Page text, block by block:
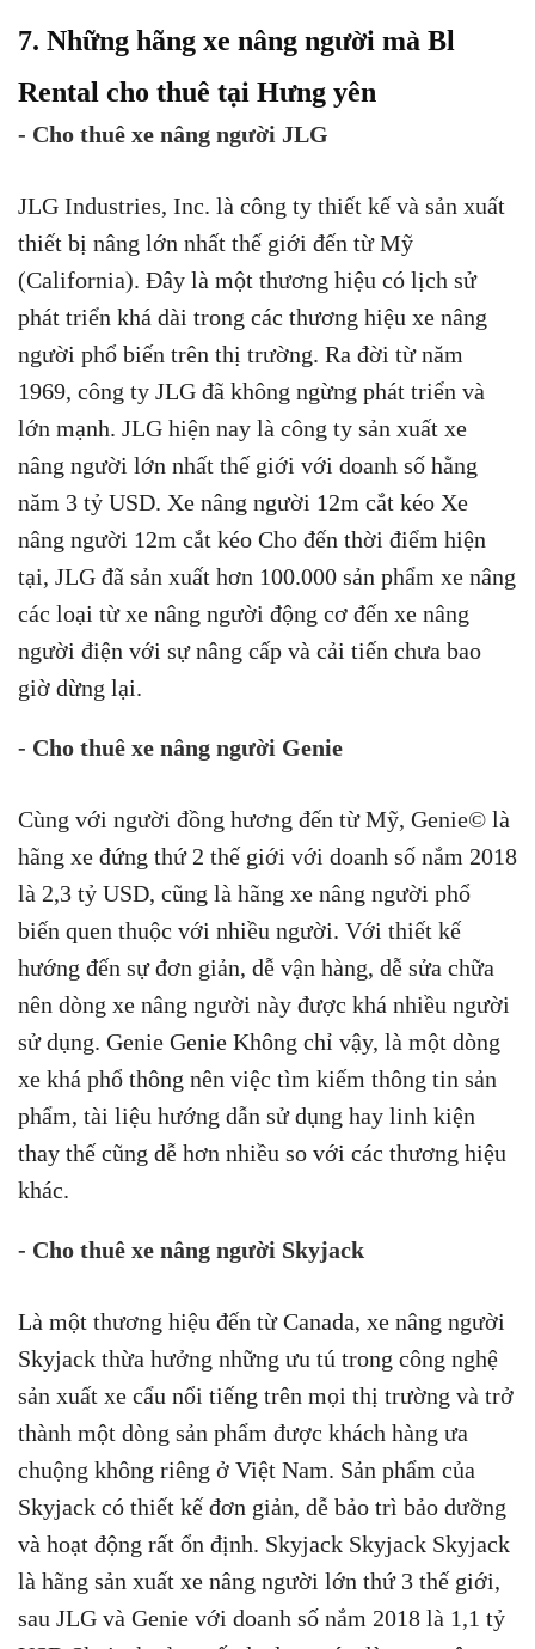
7. Những hãng xe nâng người mà Bl
Rental cho thuê tại Hưng yên
- Cho thuê xe nâng người JLG
JLG Industries, Inc. là công ty thiết kế và sản xuất
thiết bị nâng lớn nhất thế giới đến từ Mỹ
(California). Đây là một thương hiệu có lịch sử
phát triển khá dài trong các thương hiệu xe nâng
người phổ biến trên thị trường. Ra đời từ năm
1969, công ty JLG đã không ngừng phát triển và
lớn mạnh. JLG hiện nay là công ty sản xuất xe
nâng người lớn nhất thế giới với doanh số hằng
năm 3 tỷ USD. Xe nâng người 12m cắt kéo Xe
nâng người 12m cắt kéo Cho đến thời điểm hiện
tại, JLG đã sản xuất hơn 100.000 sản phẩm xe nâng
các loại từ xe nâng người động cơ đến xe nâng
người điện với sự nâng cấp và cải tiến chưa bao
giờ dừng lại.
- Cho thuê xe nâng người Genie
Cùng với người đồng hương đến từ Mỹ, Genie© là
hãng xe đứng thứ 2 thế giới với doanh số nắm 2018
là 2,3 tỷ USD, cũng là hãng xe nâng người phổ
biến quen thuộc với nhiều người. Với thiết kế
hướng đến sự đơn giản, dễ vận hàng, dễ sửa chữa
nên dòng xe nâng người này được khá nhiều người
sử dụng. Genie Genie Không chỉ vậy, là một dòng
xe khá phổ thông nên việc tìm kiếm thông tin sản
phẩm, tài liệu hướng dẫn sử dụng hay linh kiện
thay thế cũng dễ hơn nhiều so với các thương hiệu
khác.
- Cho thuê xe nâng người Skyjack
Là một thương hiệu đến từ Canada, xe nâng người
Skyjack thừa hưởng những ưu tú trong công nghệ
sản xuất xe cẩu nổi tiếng trên mọi thị trường và trở
thành một dòng sản phẩm được khách hàng ưa
chuộng không riêng ở Việt Nam. Sản phẩm của
Skyjack có thiết kế đơn giản, dễ bảo trì bảo dưỡng
và hoạt động rất ổn định. Skyjack Skyjack Skyjack
là hãng sản xuất xe nâng người lớn thứ 3 thế giới,
sau JLG và Genie với doanh số nắm 2018 là 1,1 tỷ